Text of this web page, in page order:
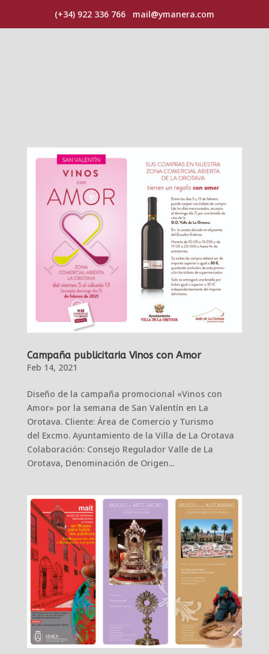
(+34) 922 336 766 mail@ymanera.com
Campaña publicitaria Vinos con Amor
Feb 14, 2021
Diseño de la campaña promocional «Vinos con
Amor» por la semana de San Valentín en La
Orotava. Cliente: Área de Comercio y Turismo
del Excmo. Ayuntamiento de la Villa de La Orotava
Colaboración: Consejo Regulador Valle de La
Orotava, Denominación de Origen...